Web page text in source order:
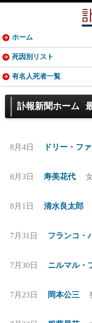
訃報新聞ホーム
8月4日 ドリー・フ
8月3日 寿美花代
8月1日 清水良太郎
7月31日 フランコ・
7月30日 ニルマル・
7月23日 岡本公三
ホーム
死因別リスト
有名人死者一覧